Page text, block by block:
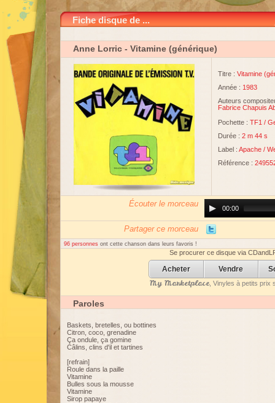
Fiche disque de ...
Anne Lorric - Vitamine (générique)
Titre : Vitamine
Année : 1983
Auteurs
Fabrice Chapuis
Pochette : TF1 /
Durée : 2 m 44 s
Label : Apache /
Référence :
Écouter le morceau
Player00:00
Partager ce morceau
96 personnes ont cette chanson dans leurs favoris !
Se procurer ce disque via
Acheter Vendre
My Marketplace, Vinyles à petits prix
Paroles
Baskets, bretelles, ou bottines
Citron, coco, grenadine
Ça ondule, ça gomine
Câlins, clins d'il et tartines
[refrain]
Roule dans la paille
Vitamine
Bulles sous la mousse
Vitamine
Sirop papaye